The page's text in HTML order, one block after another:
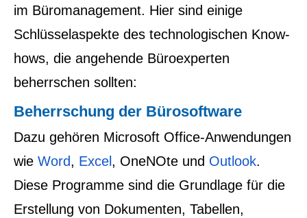
im Büromanagement. Hier sind einige
Schlüsselaspekte des technologischen Know-
hows, die angehende Büroexperten
beherrschen sollten:
Beherrschung der Bürosoftware
Dazu gehören Microsoft Office-Anwendungen
wie Word, Excel , OneNOte und Outlook.
Diese Programme sind die Grundlage für die
Erstellung von Dokumenten, Tabellen,